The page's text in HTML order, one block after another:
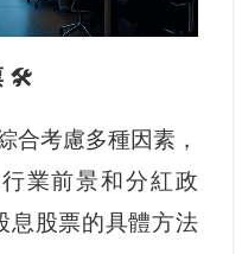
🛠️
合考慮多種因素，
業前景和分紅政
息股票的具體方法